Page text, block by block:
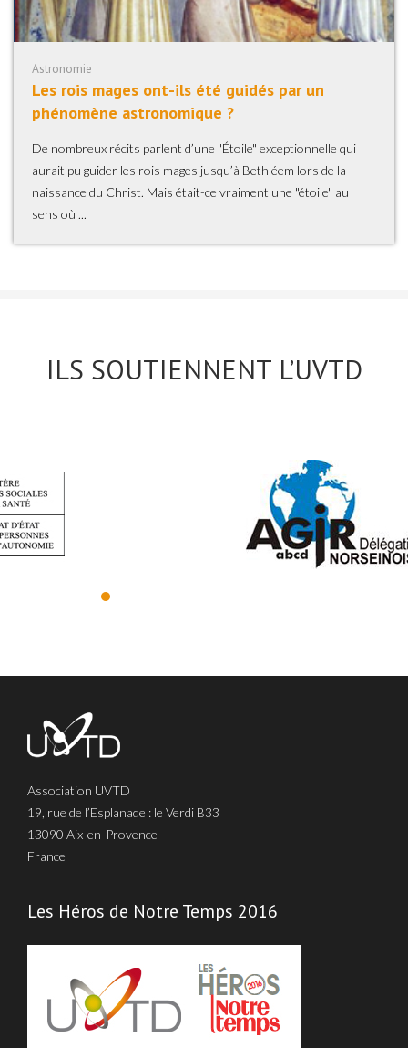
Astronomie
Les rois mages ont-ils été guidés par un
phénomène astronomique ?
De nombreux récits parlent d’une "Étoile" exceptionnelle qui
aurait pu guider les rois mages jusqu’à Bethléem lors de la
naissance du Christ. Mais était-ce vraiment une "étoile" au
sens où ...
ILS SOUTIENNENT L’UVTD
Association UVTD
19, rue de l’Esplanade : le Verdi B33
13090 Aix-en-Provence
France
Les Héros de Notre Temps 2016